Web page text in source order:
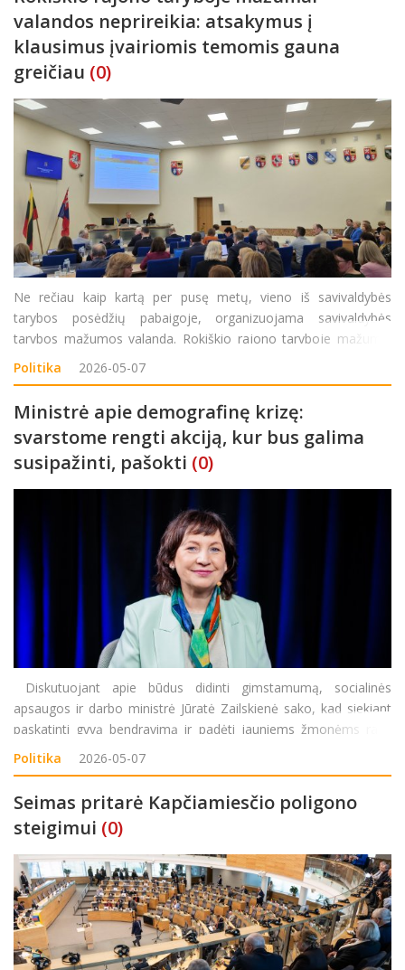
valandos neprireikia: atsakymus į
klausimus įvairiomis temomis gauna
greičiau (0)
Ne rečiau kaip kartą per pusę metų, vieno iš savivaldybės
tarybos posėdžių pabaigoje, organizuojama savivaldybės
tarybos mažumos valanda. Rokiškio rajono taryboje mažumai
valandos dar nei karto neprireikė – atsakymus į rajono
vadovams ar savivaldybės administracijai pateikiamus k
Politika 2026-05-07
Ministrė apie demografinę krizę:
svarstome rengti akciją, kur bus galima
susipažinti, pašokti (0)
Diskutuojant apie būdus didinti gimstamumą, socialinės
apsaugos ir darbo ministrė Jūratė Zailskienė sako, kad siekiant
paskatinti gyvą bendravimą ir padėti jauniems žmonėms rasti
antrąją pusę svarstoma rudenį organizuoti akciją, kurioje
žmonės galėtų susipažinti ir pašokti. Kovą Vyriau
Politika 2026-05-07
Seimas pritarė Kapčiamiesčio poligono
steigimui (0)